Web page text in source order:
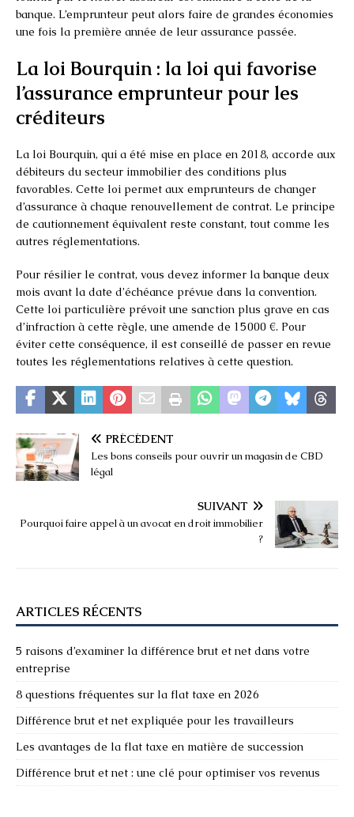
banque. L’emprunteur peut alors faire de grandes économies
une fois la première année de leur assurance passée.
La loi Bourquin : la loi qui favorise
l’assurance emprunteur pour les
créditeurs
La loi Bourquin, qui a été mise en place en 2018, accorde aux
débiteurs du secteur immobilier des conditions plus
favorables. Cette loi permet aux emprunteurs de changer
d’assurance à chaque renouvellement de contrat. Le principe
de cautionnement équivalent reste constant, tout comme les
autres réglementations.
Pour résilier le contrat, vous devez informer la banque deux
mois avant la date d’échéance prévue dans la convention.
Cette loi particulière prévoit une sanction plus grave en cas
d’infraction à cette règle, une amende de 15 000 €. Pour
éviter cette conséquence, il est conseillé de passer en revue
toutes les réglementations relatives à cette question.
PRÉCÉDENT
Les bons conseils pour ouvrir un magasin de CBD
légal
SUIVANT
Pourquoi faire appel à un avocat en droit immobilier
?
ARTICLES RÉCENTS
5 raisons d’examiner la différence brut et net dans votre
entreprise
8 questions fréquentes sur la flat taxe en 2026
Différence brut et net expliquée pour les travailleurs
Les avantages de la flat taxe en matière de succession
Différence brut et net : une clé pour optimiser vos revenus